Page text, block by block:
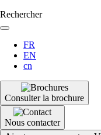
Rechercher
FR
EN
cn
Consulter la brochure
Nous contacter